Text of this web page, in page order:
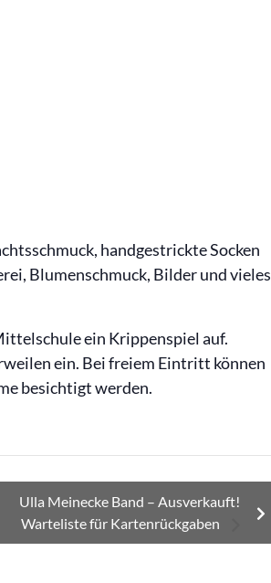
handgestrickte Socken
Blumenschmuck, Bilder und vieles
ein Krippenspiel auf.
ein. Bei freiem Eintritt können
besichtigt werden.
Ulla Meinecke Band – Ausverkauft!
Warteliste für Kartenrückgaben